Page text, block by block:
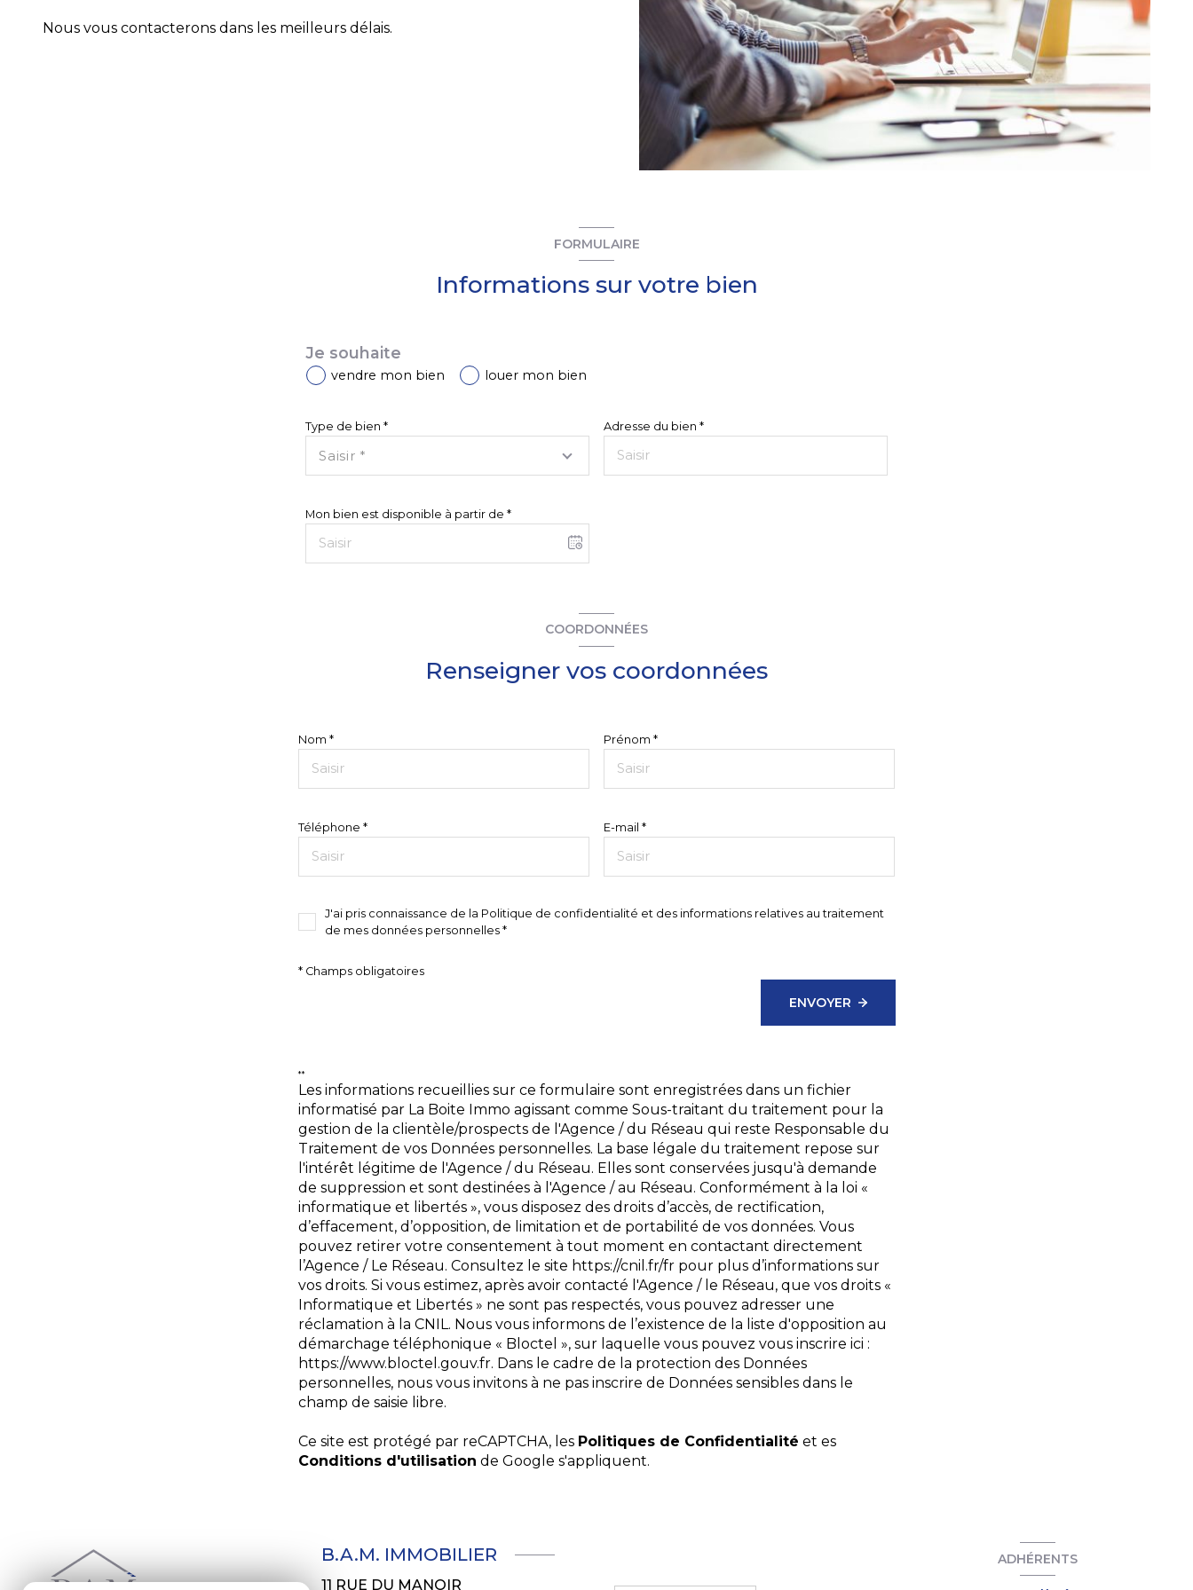
Nous vous contacterons dans les meilleurs délais.
FORMULAIRE
Informations sur votre bien
Je souhaite
vendre mon bien louer mon bien
Type de bien *
Saisir *
Adresse du bien *
Mon bien est disponible à partir de *
COORDONNÉES
Renseigner vos coordonnées
Nom * Prénom *
Téléphone * E-mail *
J'ai pris connaissance de la Politique de confidentialité et des informations relatives au traitement
de mes données personnelles *
* Champs obligatoires
ENVOYER
**
Les informations recueillies sur ce formulaire sont enregistrées dans un fichier
informatisé par La Boite Immo agissant comme Sous-traitant du traitement pour la
gestion de la clientèle/prospects de l'Agence / du Réseau qui reste Responsable du
Traitement de vos Données personnelles. La base légale du traitement repose sur
l'intérêt légitime de l'Agence / du Réseau. Elles sont conservées jusqu'à demande
de suppression et sont destinées à l'Agence / au Réseau. Conformément à la loi «
informatique et libertés », vous disposez des droits d’accès, de rectification,
d’effacement, d’opposition, de limitation et de portabilité de vos données. Vous
pouvez retirer votre consentement à tout moment en contactant directement
l’Agence / Le Réseau. Consultez le site https://cnil.fr/fr pour plus d’informations sur
vos droits. Si vous estimez, après avoir contacté l'Agence / le Réseau, que vos droits «
Informatique et Libertés » ne sont pas respectés, vous pouvez adresser une
réclamation à la CNIL. Nous vous informons de l’existence de la liste d'opposition au
démarchage téléphonique « Bloctel », sur laquelle vous pouvez vous inscrire ici :
https://www.bloctel.gouv.fr. Dans le cadre de la protection des Données
personnelles, nous vous invitons à ne pas inscrire de Données sensibles dans le
champ de saisie libre.
Ce site est protégé par reCAPTCHA, les Politiques de Confidentialité et es
Conditions d'utilisation de Google s'appliquent.
B.A.M. IMMOBILIER
11 RUE DU MANOIR
ADHÉRENTS